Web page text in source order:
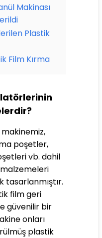
Makinası
Plastik
Film Kırma
poşetler,
vb. dahil
tasarlanmıştır.
film geri
güvenilir bir
onları
plastik